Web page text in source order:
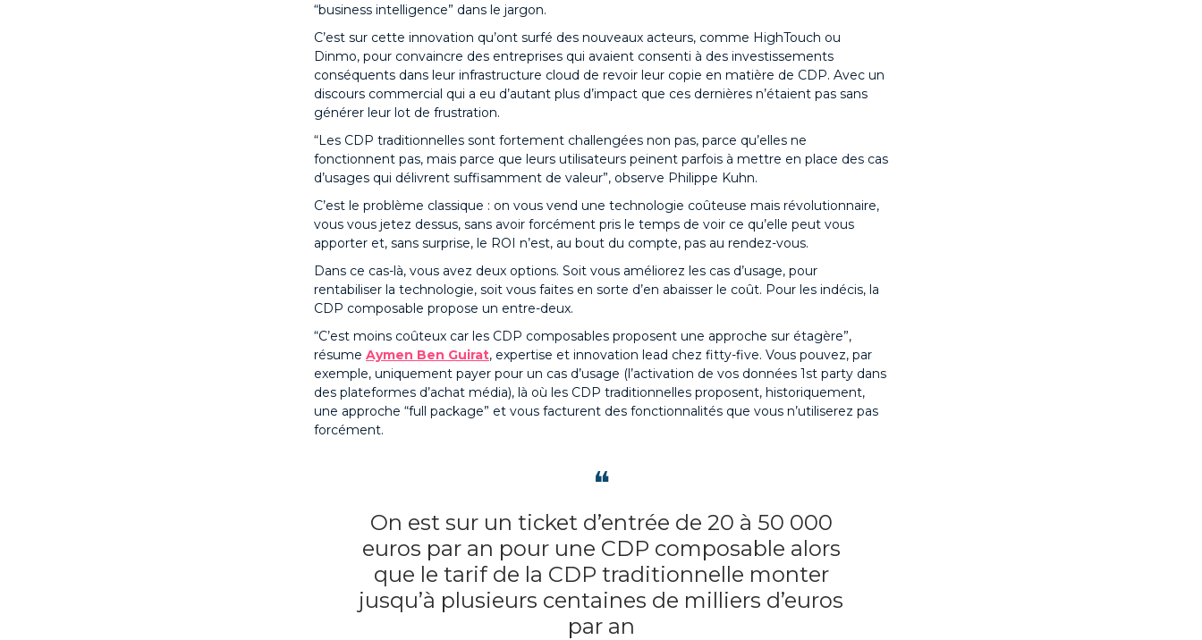
“business intelligence” dans le jargon.
C’est sur cette innovation qu’ont surfé des nouveaux acteurs, comme HighTouch ou
Dinmo, pour convaincre des entreprises qui avaient consenti à des investissements
conséquents dans leur infrastructure cloud de revoir leur copie en matière de CDP. Avec un
discours commercial qui a eu d’autant plus d’impact que ces dernières n’étaient pas sans
générer leur lot de frustration.
“Les CDP traditionnelles sont fortement challengées non pas, parce qu’elles ne
fonctionnent pas, mais parce que leurs utilisateurs peinent parfois à mettre en place des cas
d’usages qui délivrent suffisamment de valeur”, observe Philippe Kuhn.
C’est le problème classique : on vous vend une technologie coûteuse mais révolutionnaire,
vous vous jetez dessus, sans avoir forcément pris le temps de voir ce qu’elle peut vous
apporter et, sans surprise, le ROI n’est, au bout du compte, pas au rendez-vous.
Dans ce cas-là, vous avez deux options. Soit vous améliorez les cas d’usage, pour
rentabiliser la technologie, soit vous faites en sorte d’en abaisser le coût. Pour les indécis, la
CDP composable propose un entre-deux.
“C’est moins coûteux car les CDP composables proposent une approche sur étagère”,
résume Aymen Ben Guirat, expertise et innovation lead chez fitty-five. Vous pouvez, par
exemple, uniquement payer pour un cas d’usage (l’activation de vos données 1st party dans
des plateformes d’achat média), là où les CDP traditionnelles proposent, historiquement,
une approche “full package” et vous facturent des fonctionnalités que vous n’utiliserez pas
forcément.
❝
On est sur un ticket d’entrée de 20 à 50 000
euros par an pour une CDP composable alors
que le tarif de la CDP traditionnelle monter
jusqu’à plusieurs centaines de milliers d’euros
par an